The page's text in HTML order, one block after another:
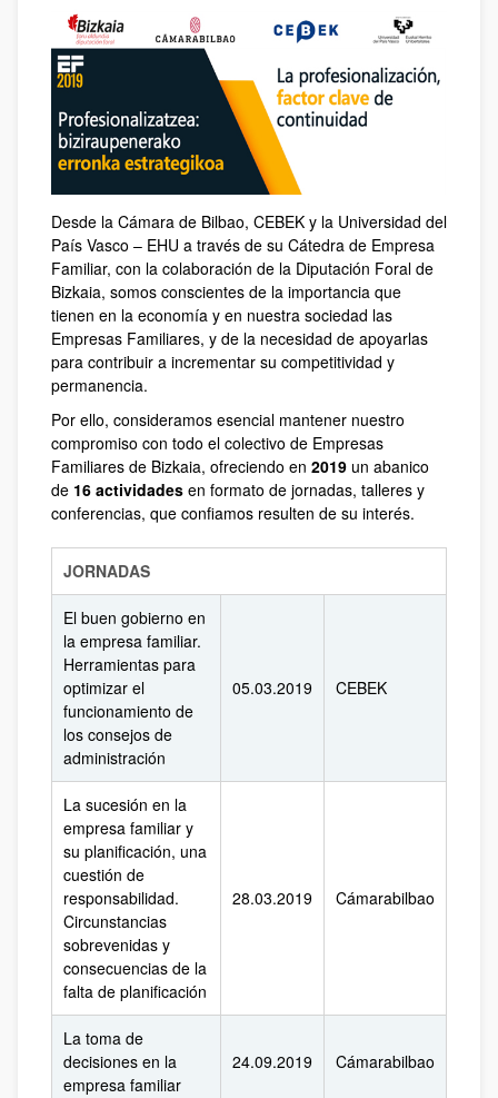
Desde la Cámara de Bilbao, CEBEK y la Universidad del
País Vasco – EHU a través de su Cátedra de Empresa
Familiar, con la colaboración de la Diputación Foral de
Bizkaia, somos conscientes de la importancia que
tienen en la economía y en nuestra sociedad las
Empresas Familiares, y de la necesidad de apoyarlas
para contribuir a incrementar su competitividad y
permanencia.
Por ello, consideramos esencial mantener nuestro
compromiso con todo el colectivo de Empresas
Familiares de Bizkaia, ofreciendo en 2019 un abanico
de 16 actividades en formato de jornadas, talleres y
conferencias, que confiamos resulten de su interés.
JORNADAS
El buen gobierno en
la empresa familiar.
Herramientas para
optimizar el
funcionamiento de
los consejos de
administración
05.03.2019 CEBEK
La sucesión en la
empresa familiar y
su planificación, una
cuestión de
responsabilidad.
Circunstancias
sobrevenidas y
consecuencias de la
falta de planificación
28.03.2019 Cámarabilbao
La toma de
decisiones en la
empresa familiar
24.09.2019 Cámarabilbao